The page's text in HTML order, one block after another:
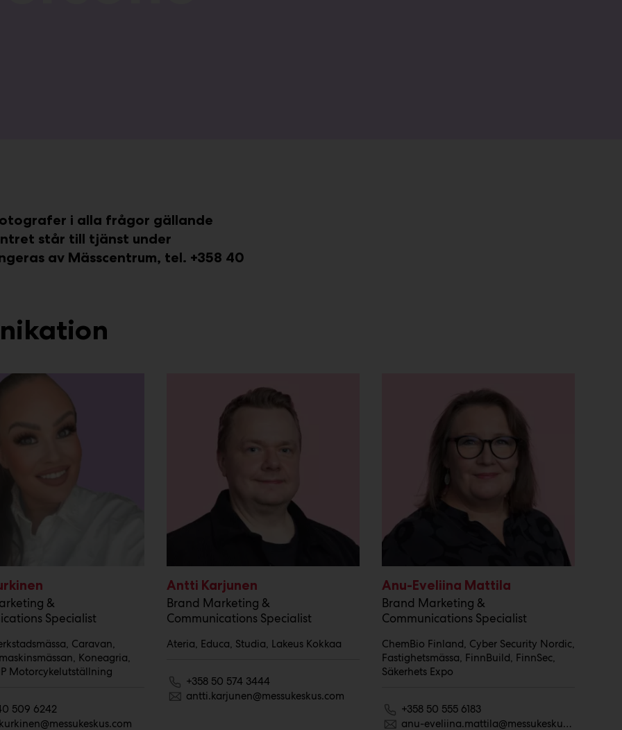
i alla frågor gällande
står till tjänst under
av Mässcentrum, tel. +358 40
&
Specialist
Caravan,
Koneagria,
Motorcykelutställning
509 6242
Antti Karjunen
Brand Marketing &
Communications Specialist
Ateria, Educa, Studia, Lakeus Kokkaa
+358 50 574 3444
antti.karjunen@messukeskus.com
Anu-Eveliina Mattila
Brand Marketing &
Communications Specialist
ChemBio Finland, Cyber Security Nordic,
Fastighetsmässa, FinnBuild, FinnSec,
Säkerhets Expo
+358 50 555 6183
anu-eveliina.mattila@messukeskus.com